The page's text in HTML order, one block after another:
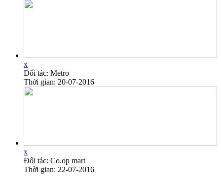
x
Đối tác: Metro
Thời gian: 20-07-2016
x
Đối tác: Co.op mart
Thời gian: 22-07-2016